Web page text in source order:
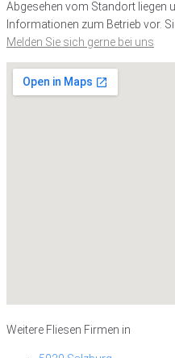
Abgesehen vom Standort liegen
Informationen zum Betrieb vor.
Melden Sie sich gerne bei uns
Weitere Fliesen Firmen in